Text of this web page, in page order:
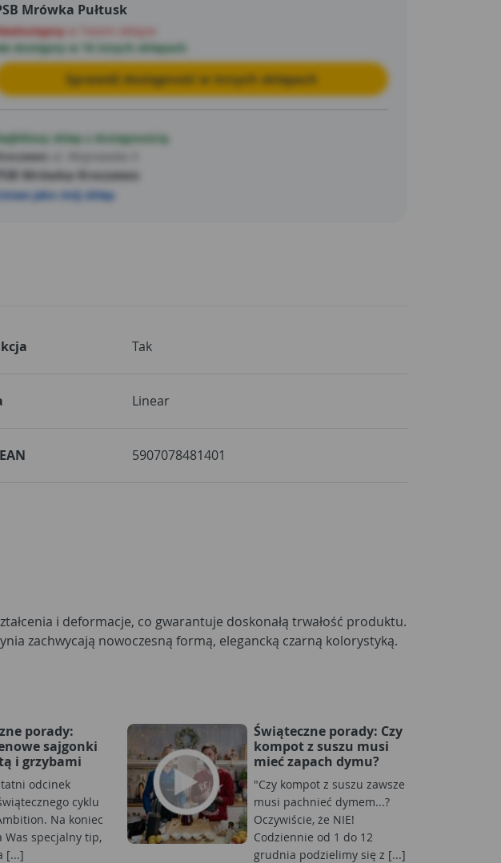
Mrówka Pułtusk
w Twoim sklepie
dostępny w 16 innych sklepach
Sprawdź dostępność w innych sklepach
sklep z dostępnością
PSB Mrówka Kroczewo
jako mój sklep
Tak
Linear
5907078481401
zachwycają nowoczesną formą, elegancką czarną kolorystyką.
porady:
sajgonki
i grzybami
odcinek
cyklu
Na koniec
Was specjalny tip,
[...]
Świąteczne porady: Czy
kompot z suszu musi
mieć zapach dymu?
"Czy kompot z suszu zawsze
musi pachnieć dymem...?
Oczywiście, że NIE!
Codziennie od 1 do 12
grudnia podzielimy się z [...]